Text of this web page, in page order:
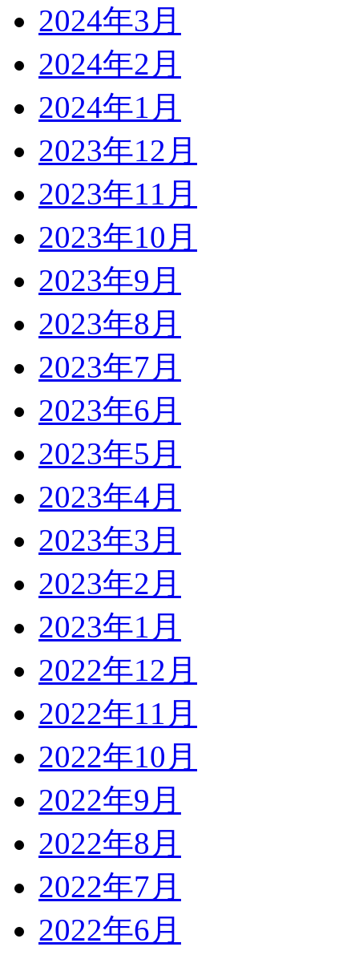
2024年3月
2024年2月
2024年1月
2023年12月
2023年11月
2023年10月
2023年9月
2023年8月
2023年7月
2023年6月
2023年5月
2023年4月
2023年3月
2023年2月
2023年1月
2022年12月
2022年11月
2022年10月
2022年9月
2022年8月
2022年7月
2022年6月